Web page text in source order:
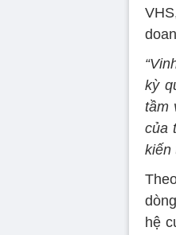
kỳ
tầm
của
kiến
hệ